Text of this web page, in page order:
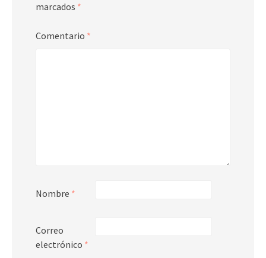
marcados *
Comentario *
Nombre *
Correo
electrónico *